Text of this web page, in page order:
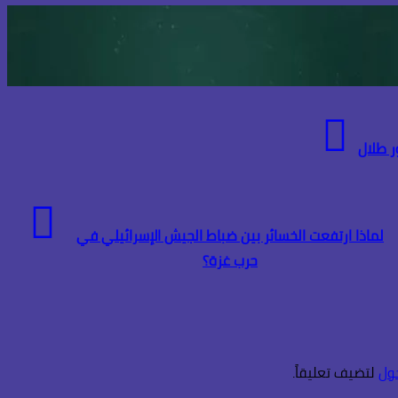
طلال
لماذا ارتفعت الخسائر بين ضباط الجيش الإسرائيلي في
حرب غزة؟
لتضيف تعليقاً.